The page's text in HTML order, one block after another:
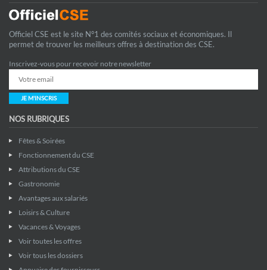
Officiel CSE est le site N°1 des comités sociaux et économiques. Il
permet de trouver les meilleurs offres à destination des CSE.
Inscrivez-vous pour recevoir notre newsletter
JE M'INSCRIS
NOS RUBRIQUES
Fêtes & Soirées
Fonctionnement du CSE
Attributions du CSE
Gastronomie
Avantages aux salariés
Loisirs & Culture
Vacances & Voyages
Voir toutes les offres
Voir tous les dossiers